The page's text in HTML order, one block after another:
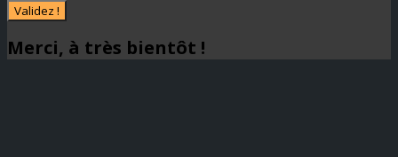
Validez !
Merci, à très bientôt !